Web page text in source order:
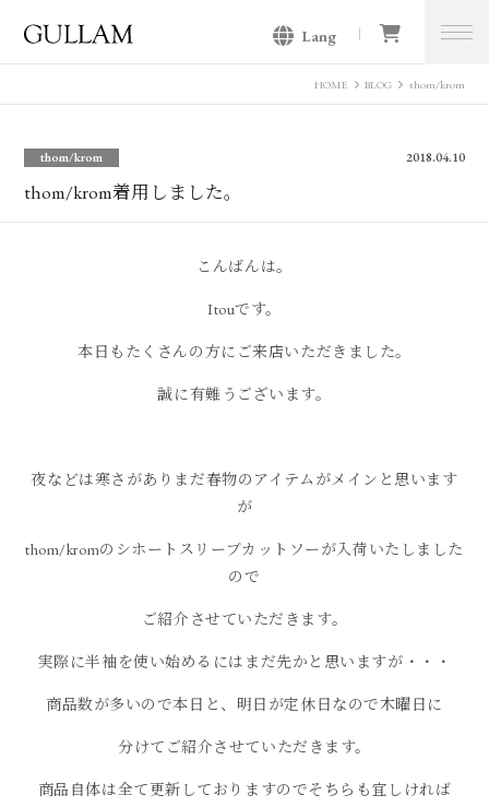
Lang
HOME BLOG thom/krom
thom/krom 2018.04.10
thom/krom着用しました。
こんばんは。
Itouです。
本日もたくさんの方にご来店いただきました。
誠に有難うございます。
夜などは寒さがありまだ春物のアイテムがメインと思います
が
thom/kromのシホートスリーブカットソーが入荷いたしました
ので
ご紹介させていただきます。
実際に半袖を使い始めるにはまだ先かと思いますが・・・
商品数が多いので本日と、明日が定休日なので木曜日に
分けてご紹介させていただきます。
商品自体は全て更新しておりますのでそちらも宜しければ